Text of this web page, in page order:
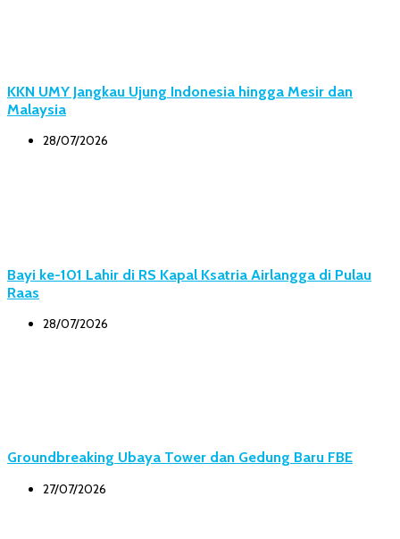
KKN UMY Jangkau Ujung Indonesia hingga Mesir dan
Malaysia
28/07/2026
Bayi ke-101 Lahir di RS Kapal Ksatria Airlangga di Pulau
Raas
28/07/2026
Groundbreaking Ubaya Tower dan Gedung Baru FBE
27/07/2026